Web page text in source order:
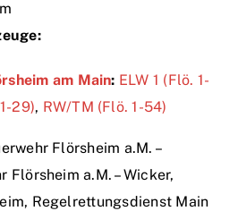
am Main: ELW 1 (Flö. 1-
29), RW/TM (Flö. 1-54)
Flörsheim a.M. –
Flörsheim a.M. – Wicker,
Regelrettungsdienst Main